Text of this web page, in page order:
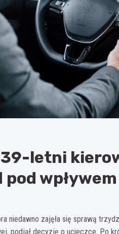
letni
pod
niedawno zajęła się sprawą
podjął decyzję o ucieczce. Po